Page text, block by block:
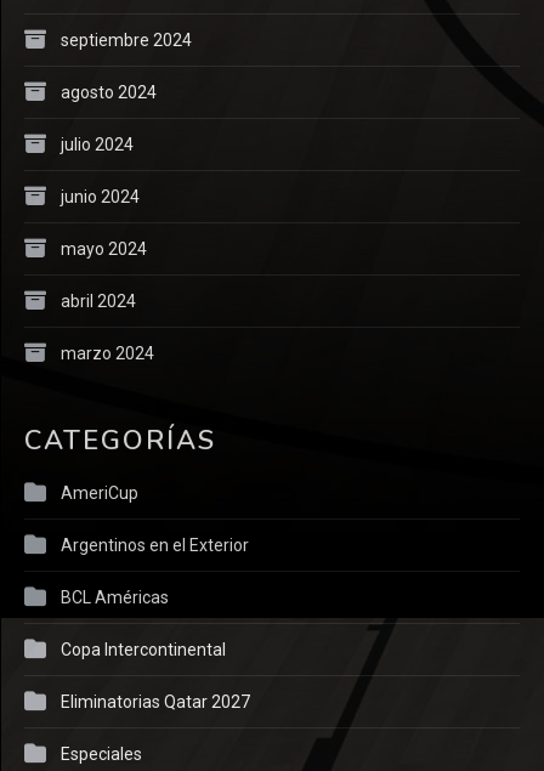
septiembre 2024
agosto 2024
julio 2024
junio 2024
mayo 2024
abril 2024
marzo 2024
CATEGORÍAS
AmeriCup
Argentinos en el Exterior
BCL Américas
Copa Intercontinental
Eliminatorias Qatar 2027
Especiales